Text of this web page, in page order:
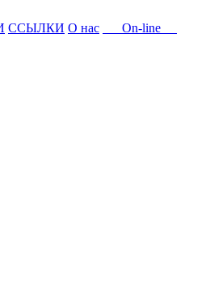
ССЫЛКИ О нас On-line